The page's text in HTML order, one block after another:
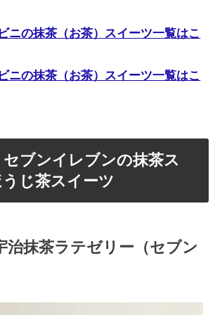
ニの抹茶（お茶）スイーツ一覧はこ
ニの抹茶（お茶）スイーツ一覧はこ
セブンイレブンの抹茶ス
じ茶スイーツ
治抹茶ラテゼリー（セブン